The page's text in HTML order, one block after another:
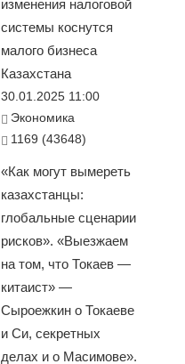
изменения налоговой
системы коснутся
малого бизнеса
Казахстана
30.01.2025 11:00
Экономика
1169 (43648)
«Как могут вымереть
казахстанцы:
глобальные сценарии
рисков». «Выезжаем
на том, что Токаев —
китаист» —
Сыроежкин о Токаеве
и Си, секретных
делах и о Масимове».